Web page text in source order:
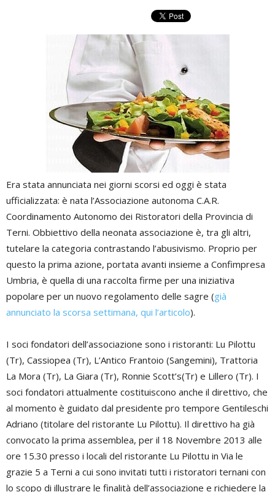
Era stata annunciata nei giorni scorsi ed oggi è stata
ufficializzata: è nata l’Associazione autonoma C.A.R.
Coordinamento Autonomo dei Ristoratori della Provincia di
Terni. Obbiettivo della neonata associazione è, tra gli altri,
tutelare la categoria contrastando l’abusivismo. Proprio per
questo la prima azione, portata avanti insieme a Confimpresa
Umbria, è quella di una raccolta firme per una iniziativa
popolare per un nuovo regolamento delle sagre (già
annunciato la scorsa settimana, qui l’articolo).
I soci fondatori dell’associazione sono i ristoranti: Lu Pilottu
(Tr), Cassiopea (Tr), L’Antico Frantoio (Sangemini), Trattoria
La Mora (Tr), La Giara (Tr), Ronnie Scott’s(Tr) e Lillero (Tr). I
soci fondatori attualmente costituiscono anche il direttivo, che
al momento è guidato dal presidente pro tempore Gentileschi
Adriano (titolare del ristorante Lu Pilottu). Il direttivo ha già
convocato la prima assemblea, per il 18 Novembre 2013 alle
ore 15.30 presso i locali del ristorante Lu Pilottu in Via le
grazie 5 a Terni a cui sono invitati tutti i ristoratori ternani con
lo scopo di illustrare le finalità dell’associazione e richiedere la